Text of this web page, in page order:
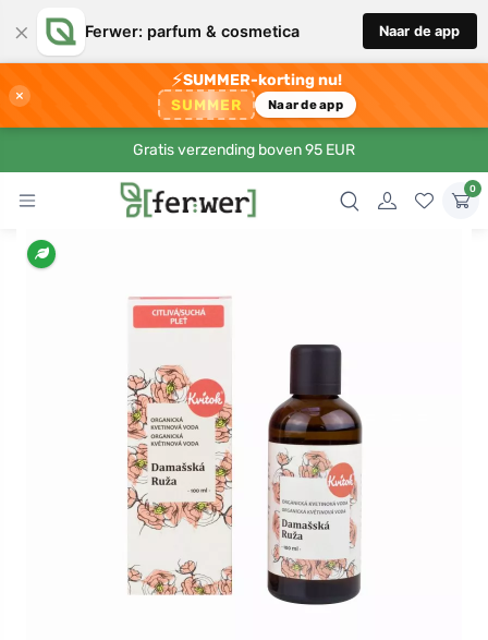
× Ferwer: parfum & cosmetica Naar de app
×
⚡SUMMER-korting nu!
SUMMER Naar de app
Gratis verzending boven 95 EUR
0